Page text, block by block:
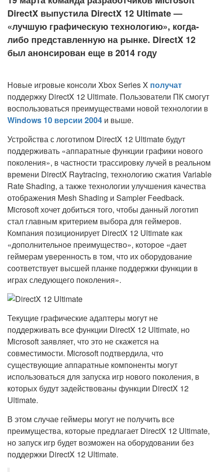
DirectX выпустила DirectX 12 Ultimate —
«лучшую графическую технологию», когда-
либо представленную на рынке. DirectX 12
был анонсирован еще в 2014 году
Новые игровые консоли Xbox Series X получат
поддержку DirectX 12 Ultimate. Пользователи ПК смогут
воспользоваться преимуществами новой технологии в
Windows 10 версии 2004 и выше.
Устройства с логотипом DirectX 12 Ultimate будут
поддерживать «аппаратные функции графики нового
поколения», в частности трассировку лучей в реальном
времени DirectX Raytracing, технологию сжатия Variable
Rate Shading, а также технологии улучшения качества
отображения Mesh Shading и Sampler Feedback.
Microsoft хочет добиться того, чтобы данный логотип
стал главным критерием выбора для геймеров.
Компания позиционирует DirectX 12 Ultimate как
«дополнительное преимущество», которое «дает
геймерам уверенность в том, что их оборудование
соответствует высшей планке поддержки функции в
играх следующего поколения».
Текущие графические адаптеры могут не
поддерживать все функции DirectX 12 Ultimate, но
Microsoft заявляет, что это не скажется на
совместимости. Microsoft подтвердила, что
существующие аппаратные компоненты могут
использоваться для запуска игр нового поколения, в
которых будут задействованы функции DirectX 12
Ultimate.
В этом случае геймеры могут не получить все
преимущества, которые предлагает DirectX 12 Ultimate,
но запуск игр будет возможен на оборудовании без
поддержки DirectX 12 Ultimate.